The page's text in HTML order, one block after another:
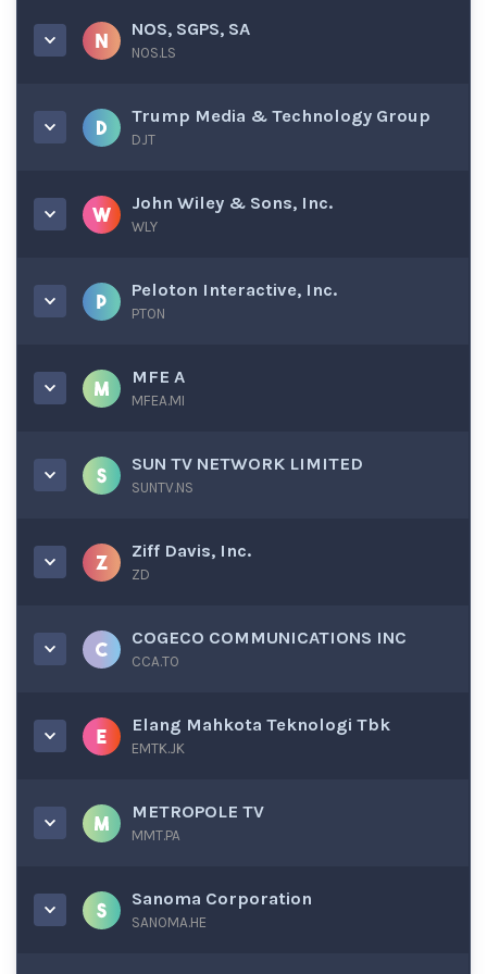
NOS, SGPS, SA
NOS.LS
Trump Media & Technology Group
DJT
John Wiley & Sons, Inc.
WLY
Peloton Interactive, Inc.
PTON
MFE A
MFEA.MI
SUN TV NETWORK LIMITED
SUNTV.NS
Ziff Davis, Inc.
ZD
COGECO COMMUNICATIONS INC
CCA.TO
Elang Mahkota Teknologi Tbk
EMTK.JK
METROPOLE TV
MMT.PA
Sanoma Corporation
SANOMA.HE